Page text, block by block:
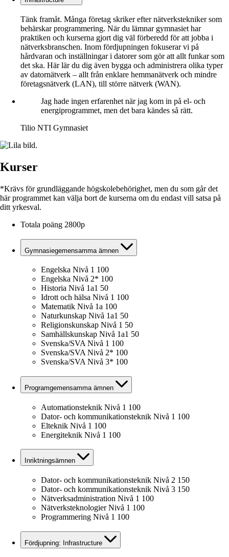
Tänk framåt. Många företag skriker efter nätverkstekniker som
behärskar programmering. När du lämnar gymnasiet har
praktiken och kurserna gjort dig väl förberedd för att jobba i
nätverksbranschen. Inom fördjupningen fokuserar vi på
hårdvaran och inställningar i datorer som gör att allt funkar som
det ska. Här lär du dig även bygga och administrera olika typer
av datornätverk – allt från enklare hemmanätverk och mindre
företagsnätverk (LAN), till större nätverk (WAN).
Jag hade ingen erfarenhet när jag kom in på el- och
energiprogrammet, men det bara kändes så rätt.
Tilio NTI Gymnasiet
Kurser
*Krävs för grundläggande högskolebehörighet, men du som går det
här programmet kan välja bort de kurserna om du endast vill satsa på
ditt yrkesval.
Totala poäng 2800p
Gymnasiegemensamma ämnen
Engelska Nivå 1 100
Engelska Nivå 2* 100
Historia Nivå 1a1 50
Idrott och hälsa Nivå 1 100
Matematik Nivå 1a 100
Naturkunskap Nivå 1a1 50
Religionskunskap Nivå 1 50
Samhällskunskap Nivå 1a1 50
Svenska/SVA Nivå 1 100
Svenska/SVA Nivå 2* 100
Svenska/SVA Nivå 3* 100
Programgemensamma ämnen
Automationsteknik Nivå 1 100
Dator- och kommunikationsteknik Nivå 1 100
Elteknik Nivå 1 100
Energiteknik Nivå 1 100
Inriktningsämnen
Dator- och kommunikationsteknik Nivå 2 150
Dator- och kommunikationsteknik Nivå 3 150
Nätverksadministration Nivå 1 100
Nätverksteknologier Nivå 1 100
Programmering Nivå 1 100
Fördjupning: Infrastructure